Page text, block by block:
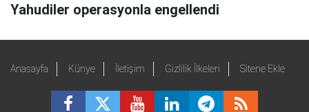
Yahudiler operasyonla engellendi
Anasayfa Künye İletişim Gizlilik İlkeleri Sitene Ekle